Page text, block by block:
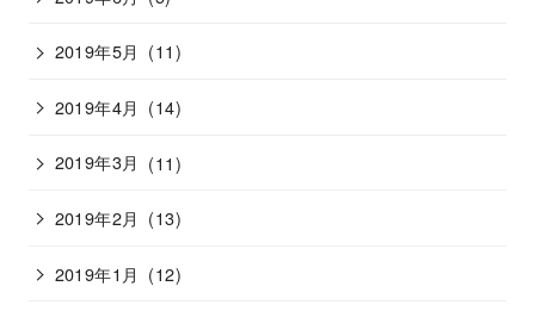
2019年5月 (11)
2019年4月 (14)
2019年3月 (11)
2019年2月 (13)
2019年1月 (12)